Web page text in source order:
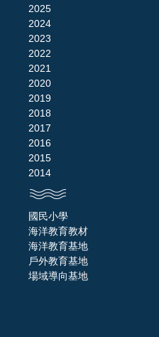
2025
2024
2023
2022
2021
2020
2019
2018
2017
2016
2015
2014
國民小學
海洋教育教材
海洋教育基地
戶外教育基地
場域導向基地